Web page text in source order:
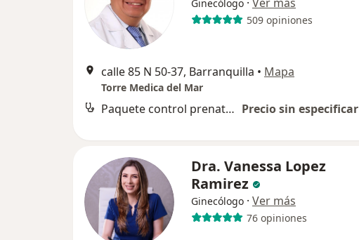
Ginecólogo
509 opiniones
calle 85 N 50-37, Barranquilla • Mapa
Torre Medica del Mar
Paquete control prenatal y atención al parto Precio sin especificar
Dra. Vanessa Lopez
Ramirez
Ginecólogo · Ver más
76 opiniones